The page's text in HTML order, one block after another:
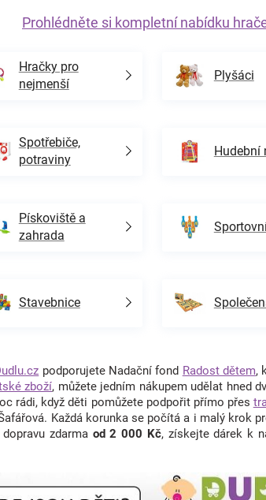
Prohlédněte si kompletní nabídku
Hračky pro
nejmenší
Plyšáci
Spotřebiče,
potraviny
Hudební
Pískoviště a
zahrada
Stavebnice
podporujete Nadační fond Radost dětem,
zboží, můžete jedním nákupem udělat hned
rádi, když děti pomůžete podpořit přímo přes
Každá korunka se počítá a i malý krok
zdarma od 2 000 Kč, získejte dárek k